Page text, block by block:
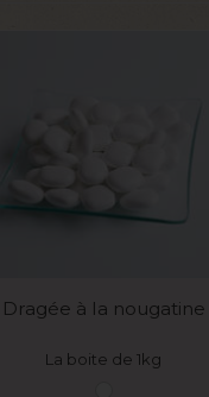
Dragée à la nougatine
La boite de 1kg